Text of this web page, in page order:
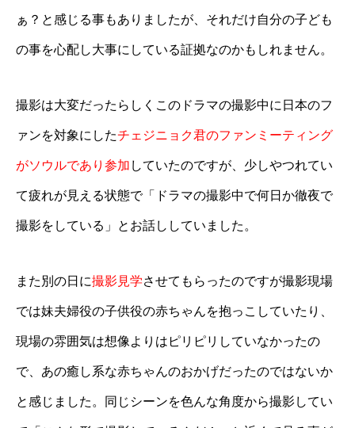
ぁ？と感じる事もありましたが、それだけ自分の子ども
の事を心配し大事にしている証拠なのかもしれません。
撮影は大変だったらしくこのドラマの撮影中に日本のフ
ァンを対象にしたチェジニョク君のファンミーティング
がソウルであり参加 していたのですが、少しやつれてい
て疲れが見える状態で「ドラマの撮影中で何日か徹夜で
撮影をしている」とお話ししていました。
また別の日に撮影見学させてもらったのですが撮影現場
では妹夫婦役の子供役の赤ちゃんを抱っこしていたり、
現場の雰囲気は想像よりはピリピリしていなかったの
で、あの癒し系な赤ちゃんのおかげだったのではないか
と感じました。同じシーンを色んな角度から撮影してい